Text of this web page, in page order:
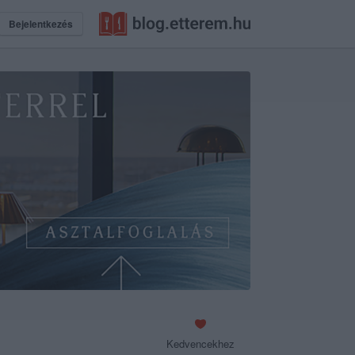
Bejelentkezés
Kedvencekhez